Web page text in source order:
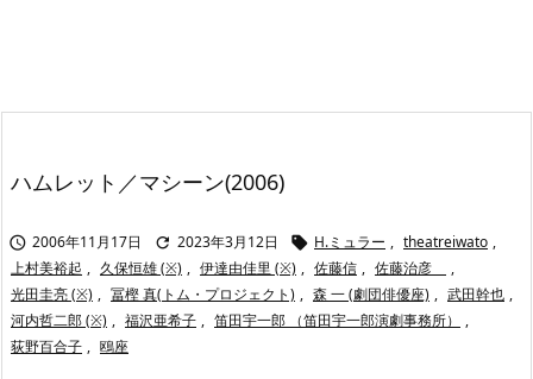
ハムレット／マシーン(2006)
 2006年11月17日  2023年3月12日  H.ミュラー , theatreiwato ,
上村美裕起 , 久保恒雄 (※) , 伊達由佳里 (※) , 佐藤信 , 佐藤治彦
,
光田圭亮 (※) , 冨樫 真(トム・プロジェクト) , 森 一 (劇団俳優座) , 武田幹也 ,
河内哲二郎 (※) , 福沢亜希子 , 笛田宇一郎 （笛田宇一郎演劇事務所）
,
荻野百合子 , 鴎座